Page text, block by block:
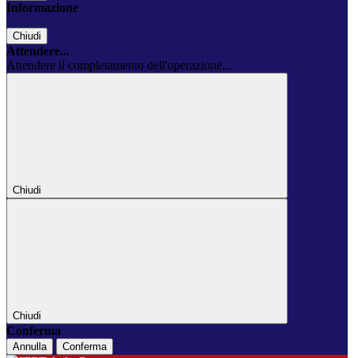
Informazione
Chiudi
Attendere...
Attendere il completamento dell'operazione...
Chiudi
Chiudi
Conferma
Annulla Conferma